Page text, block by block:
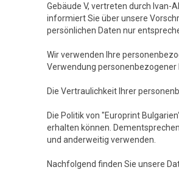
Gebäude V, vertreten durch Ivan-
informiert Sie über unsere
persönlichen Daten nur
Wir verwenden Ihre
Verwendung
Die Vertraulichkeit Ihrer
Die Politik von "Europrint
erhalten können.
und anderweitig verwenden.
Nachfolgend finden Sie unsere